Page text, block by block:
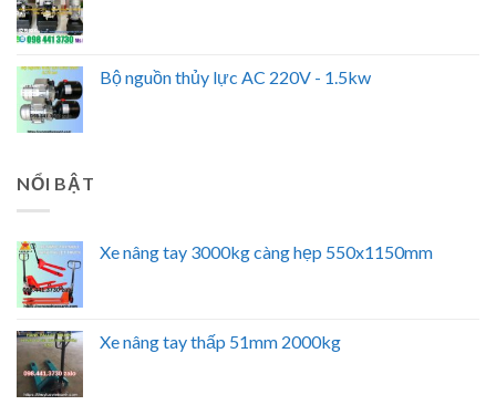
Bộ nguồn thủy lực AC 220V - 1.5kw
NỔI BẬT
Xe nâng tay 3000kg càng hẹp 550x1150mm
Xe nâng tay thấp 51mm 2000kg